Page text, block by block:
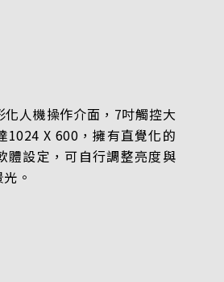
化人機操作介面，7吋觸控大
1024 X 600，擁有直覺化的
體設定，可自行調整亮度與
。